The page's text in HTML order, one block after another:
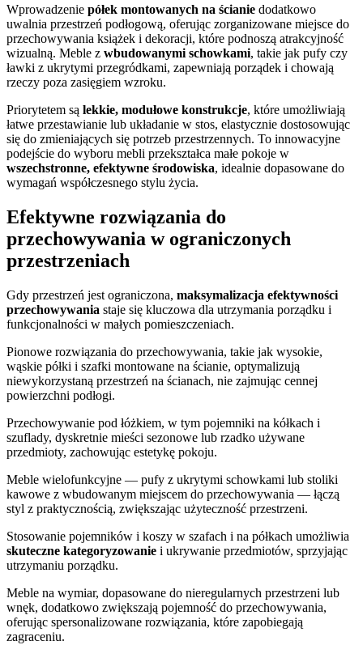
Wprowadzenie półek montowanych na ścianie dodatkowo
uwalnia przestrzeń podłogową, oferując zorganizowane miejsce do
przechowywania książek i dekoracji, które podnoszą atrakcyjność
wizualną. Meble z wbudowanymi schowkami, takie jak pufy czy
ławki z ukrytymi przegródkami, zapewniają porządek i chowają
rzeczy poza zasięgiem wzroku.
Priorytetem są lekkie, modułowe konstrukcje, które umożliwiają
łatwe przestawianie lub układanie w stos, elastycznie dostosowując
się do zmieniających się potrzeb przestrzennych. To innowacyjne
podejście do wyboru mebli przekształca małe pokoje w
wszechstronne, efektywne środowiska, idealnie dopasowane do
wymagań współczesnego stylu życia.
Efektywne rozwiązania do
przechowywania w ograniczonych
przestrzeniach
Gdy przestrzeń jest ograniczona, maksymalizacja efektywności
przechowywania staje się kluczowa dla utrzymania porządku i
funkcjonalności w małych pomieszczeniach.
Pionowe rozwiązania do przechowywania, takie jak wysokie,
wąskie półki i szafki montowane na ścianie, optymalizują
niewykorzystaną przestrzeń na ścianach, nie zajmując cennej
powierzchni podłogi.
Przechowywanie pod łóżkiem, w tym pojemniki na kółkach i
szuflady, dyskretnie mieści sezonowe lub rzadko używane
przedmioty, zachowując estetykę pokoju.
Meble wielofunkcyjne — pufy z ukrytymi schowkami lub stoliki
kawowe z wbudowanym miejscem do przechowywania — łączą
styl z praktycznością, zwiększając użyteczność przestrzeni.
Stosowanie pojemników i koszy w szafach i na półkach umożliwia
skuteczne kategoryzowanie i ukrywanie przedmiotów, sprzyjając
utrzymaniu porządku.
Meble na wymiar, dopasowane do nieregularnych przestrzeni lub
wnęk, dodatkowo zwiększają pojemność do przechowywania,
oferując spersonalizowane rozwiązania, które zapobiegają
zagraceniu.